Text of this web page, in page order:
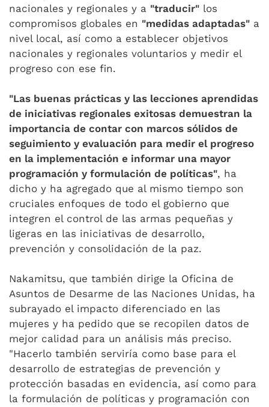
nacionales y regionales y a "traducir" los
compromisos globales en "medidas adaptadas" a
nivel local, así como a establecer objetivos
nacionales y regionales voluntarios y medir el
progreso con ese fin.
"Las buenas prácticas y las lecciones aprendidas
de iniciativas regionales exitosas demuestran la
importancia de contar con marcos sólidos de
seguimiento y evaluación para medir el progreso
en la implementación e informar una mayor
programación y formulación de políticas", ha
dicho y ha agregado que al mismo tiempo son
cruciales enfoques de todo el gobierno que
integren el control de las armas pequeñas y
ligeras en las iniciativas de desarrollo,
prevención y consolidación de la paz.
Nakamitsu, que también dirige la Oficina de
Asuntos de Desarme de las Naciones Unidas, ha
subrayado el impacto diferenciado en las
mujeres y ha pedido que se recopilen datos de
mejor calidad para un análisis más preciso.
"Hacerlo también serviría como base para el
desarrollo de estrategias de prevención y
protección basadas en evidencia, así como para
la formulación de políticas y programación con